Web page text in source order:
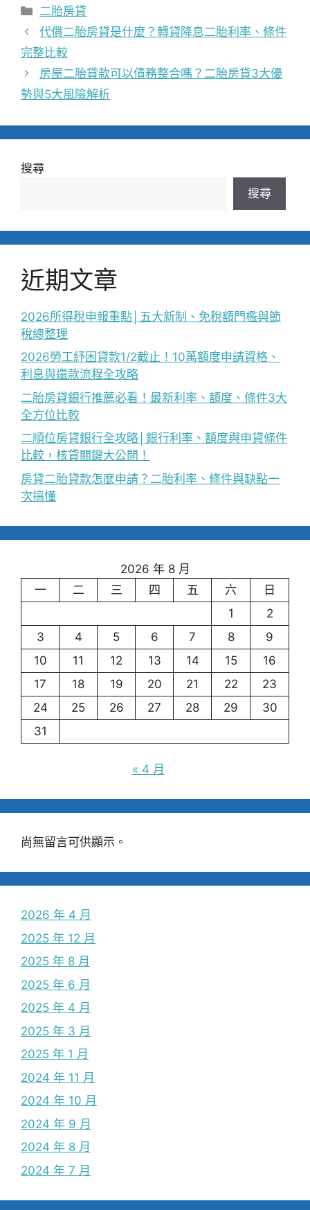
分
類
二胎房貸
代償二胎房貸是什麼？轉貸降息二胎利率、條件
完整比較
房屋二胎貸款可以債務整合嗎？二胎房貸3大優
勢與5大風險解析
搜尋
搜尋
近期文章
2026所得稅申報重點│五大新制、免稅額門檻與節
稅總整理
2026勞工紓困貸款1/2截止！10萬額度申請資格、
利息與還款流程全攻略
二胎房貸銀行推薦必看！最新利率、額度、條件3大
全方位比較
二順位房貸銀行全攻略│銀行利率、額度與申貸條件
比較，核貸關鍵大公開！
房貸二胎貸款怎麼申請？二胎利率、條件與缺點一
次搞懂
2026 年 8 月
一
二 三 四 五 六
日
1
2
3
4 5 6 7 8
9
10
11 12 13 14 15
16
17
18 19 20 21 22
23
24
25 26 27 28 29
30
31
« 4 月
尚無留言可供顯示。
2026 年 4 月
2025 年 12 月
2025 年 8 月
2025 年 6 月
2025 年 4 月
2025 年 3 月
2025 年 1 月
2024 年 11 月
2024 年 10 月
2024 年 9 月
2024 年 8 月
2024 年 7 月